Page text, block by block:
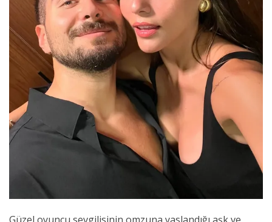
Güzel oyuncu sevgilisinin omzuna yaslandığı aşk ve